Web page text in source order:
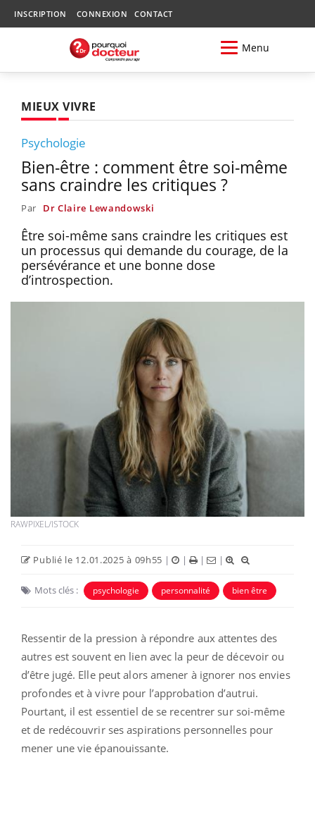
INSCRIPTION CONNEXION CONTACT
Menu
MIEUX VIVRE
Psychologie
Bien-être : comment être soi-même
sans craindre les critiques ?
Par Dr Claire Lewandowski
Être soi-même sans craindre les critiques est
un processus qui demande du courage, de la
persévérance et une bonne dose
d’introspection.
RAWPIXEL/ISTOCK
Publié le 12.01.2025 à 09h55 | | | |
Mots clés : psychologie personnalité bien être
Ressentir de la pression à répondre aux attentes des
autres est souvent en lien avec la peur de décevoir ou
d’être jugé. Elle peut alors amener à ignorer nos envies
profondes et à vivre pour l’approbation d’autrui.
Pourtant, il est essentiel de se recentrer sur soi-même
et de redécouvrir ses aspirations personnelles pour
mener une vie épanouissante.